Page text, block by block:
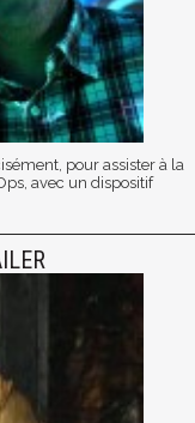
pour assister à la
avec un dispositif